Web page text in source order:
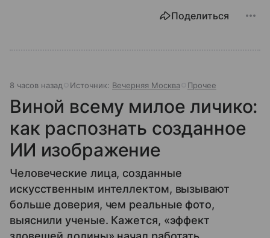
Поделиться
8 часов назад Источник: Вечерняя Москва Прочее
Виной всему милое личико:
как распознать созданное
ИИ изображение
Человеческие лица, созданные
искусственным интеллектом, вызывают
больше доверия, чем реальные фото,
выяснили ученые. Кажется, «эффект